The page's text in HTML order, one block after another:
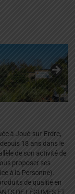
à Joué-sur-Erdre,
18 ans dans le
de son activité de
proposer ses
à la Personne).
de qualité en
DE LÉGUMES ET